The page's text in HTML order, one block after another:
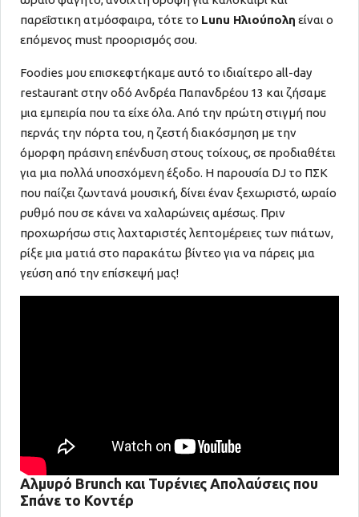
παρεΐστικη ατμόσφαιρα, τότε το Lunu Ηλιούπολη είναι ο
επόμενος must προορισμός σου.
Foodies μου επισκεφτήκαμε αυτό το ιδιαίτερο all-day
restaurant στην οδό Ανδρέα Παπανδρέου 13 και ζήσαμε
μια εμπειρία που τα είχε όλα. Από την πρώτη στιγμή που
περνάς την πόρτα του, η ζεστή διακόσμηση με την
όμορφη πράσινη επένδυση στους τοίχους, σε προδιαθέτει
για μια πολλά υποσχόμενη έξοδο. Η παρουσία DJ το ΠΣΚ
που παίζει ζωντανά μουσική, δίνει έναν ξεχωριστό, ωραίο
ρυθμό που σε κάνει να χαλαρώνεις αμέσως. Πριν
προχωρήσω στις λαχταριστές λεπτομέρειες των πιάτων,
ρίξε μια ματιά στο παρακάτω βίντεο για να πάρεις μια
γεύση από την επίσκεψή μας!
Αλμυρό Brunch και Τυρένιες Απολαύσεις που
Σπάνε το Κοντέρ